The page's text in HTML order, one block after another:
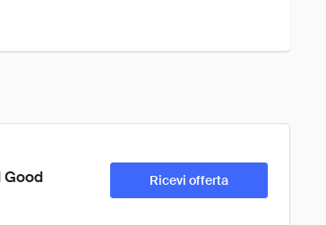
Good
Ricevi offerta